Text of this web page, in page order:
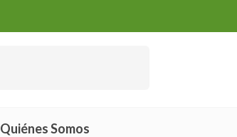
Quiénes Somos